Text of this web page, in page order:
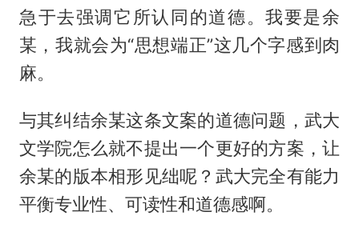
急于去强调它所认同的道德。我要是余
某，我就会为“思想端正”这几个字感到肉
麻。
与其纠结余某这条文案的道德问题，武大
文学院怎么就不提出一个更好的方案，让
余某的版本相形见绌呢？武大完全有能力
平衡专业性、可读性和道德感啊。